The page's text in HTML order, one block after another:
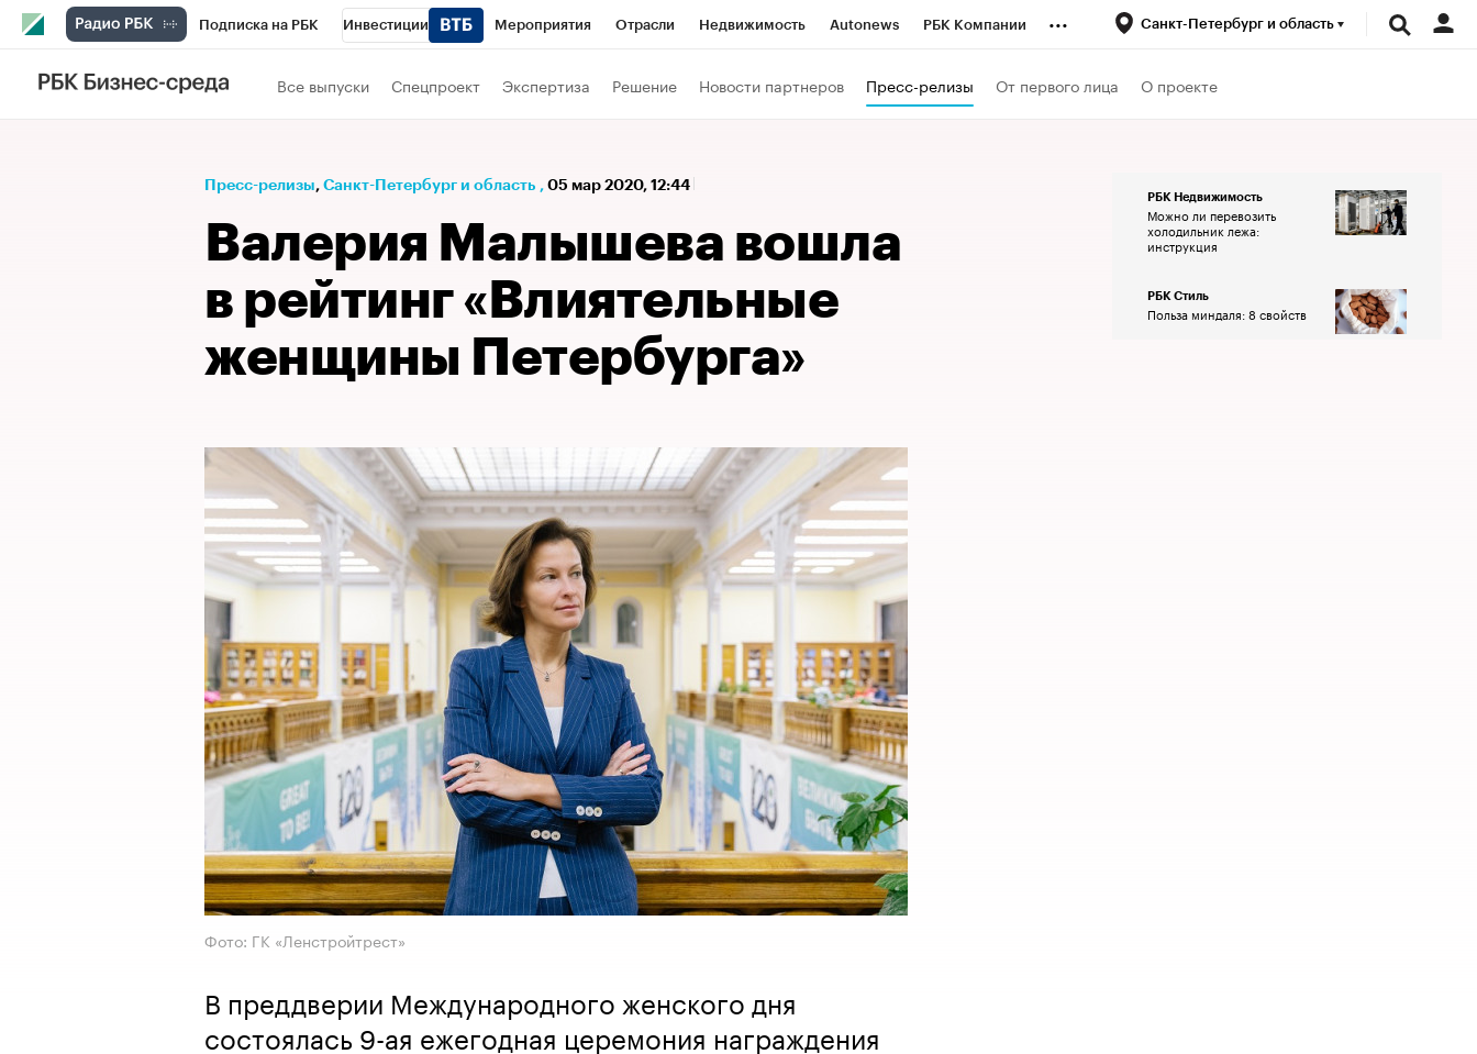
Подписка на РБК Инвестиции Мероприятия Отрасли Недвижимость Autonews РБК Компании
Телеканал
Спецпроекты Проверка контрагентов
Рынок наличной валюты
... Санкт-Петербург и область
Все выпуски Спецпроект Экспертиза Решение Новости партнеров Пресс-релизы От первого лица О проекте
Пресс-релизы⁠, Санкт-Петербург и область , 05 мар 2020, 12:44
Валерия Малышева вошла
в рейтинг «Влиятельные
женщины Петербурга»
Фото: ГК «Ленстройтрест»
В преддверии Международного женского дня
состоялась 9-ая ежегодная церемония награждения
РБК Недвижимость
Можно ли перевозить
холодильник лежа:
инструкция
РБК Стиль
Польза миндаля: 8 свойств